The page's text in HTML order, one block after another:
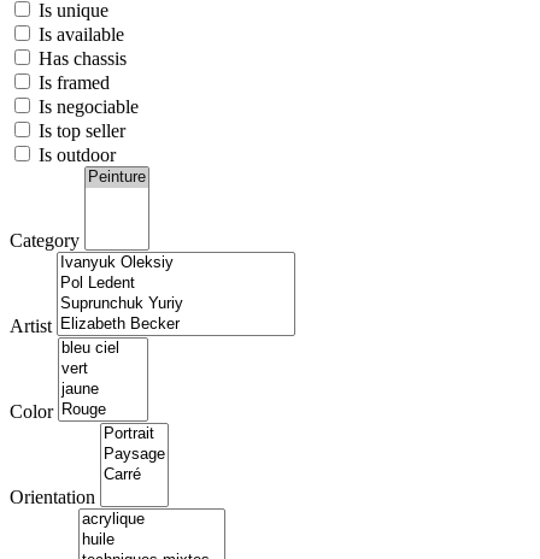
Is unique
Is available
Has chassis
Is framed
Is negociable
Is top seller
Is outdoor
Category
Artist
Color
Orientation